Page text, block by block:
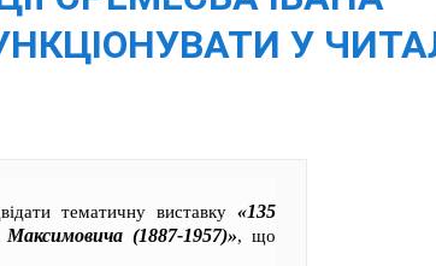
У
тематичну виставку «135
Максимовича (1887-1957)», що